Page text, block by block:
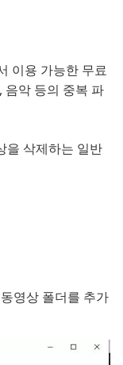
이용 가능한 무료
음악 등의 중복 파
을 삭제하는 일반
영상 폴더를 추가